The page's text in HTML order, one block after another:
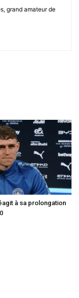
grand amateur de
à sa prolongation